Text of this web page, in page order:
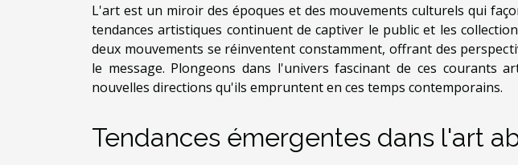
L'art est un miroir des époques et des mouvements culturels qui
tendances artistiques continuent de captiver le public et les
deux mouvements se réinventent constamment, offrant des
le message. Plongeons dans l'univers fascinant de ces courants
nouvelles directions qu'ils empruntent en ces temps contemporains.
Tendances émergentes dans l'art